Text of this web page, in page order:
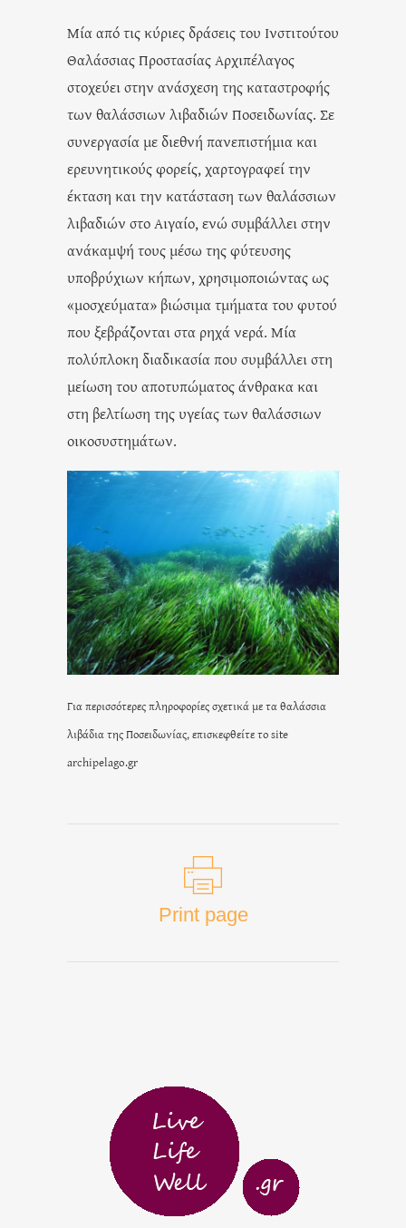
Μία από τις κύριες δράσεις του Ινστιτούτου
Θαλάσσιας Προστασίας Αρχιπέλαγος
στοχεύει στην ανάσχεση της καταστροφής
των θαλάσσιων λιβαδιών Ποσειδωνίας. Σε
συνεργασία με διεθνή πανεπιστήμια και
ερευνητικούς φορείς, χαρτογραφεί την
έκταση και την κατάσταση των θαλάσσιων
λιβαδιών στο Αιγαίο, ενώ συμβάλλει στην
ανάκαμψή τους μέσω της φύτευσης
υποβρύχιων κήπων, χρησιμοποιώντας ως
«μοσχεύματα» βιώσιμα τμήματα του φυτού
που ξεβράζονται στα ρηχά νερά. Μία
πολύπλοκη διαδικασία που συμβάλλει στη
μείωση του αποτυπώματος άνθρακα και
στη βελτίωση της υγείας των θαλάσσιων
οικοσυστημάτων.
Για περισσότερες πληροφορίες σχετικά με τα θαλάσσια
λιβάδια της Ποσειδωνίας, επισκεφθείτε το site
archipelago.gr
Print page